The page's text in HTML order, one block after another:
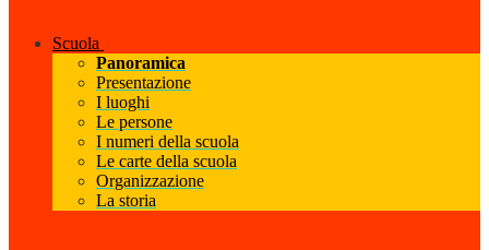
Scuola
Panoramica
Presentazione
I luoghi
Le persone
I numeri della scuola
Le carte della scuola
Organizzazione
La storia